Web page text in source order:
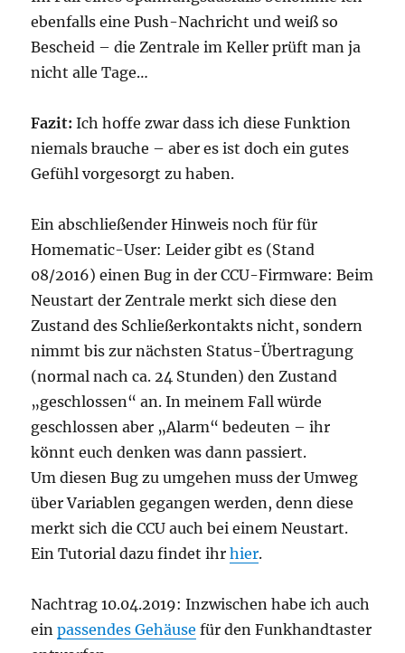
ebenfalls eine Push-Nachricht und weiß so
Bescheid – die Zentrale im Keller prüft man ja
nicht alle Tage…
Fazit: Ich hoffe zwar dass ich diese Funktion
niemals brauche – aber es ist doch ein gutes
Gefühl vorgesorgt zu haben.
Ein abschließender Hinweis noch für für
Homematic-User: Leider gibt es (Stand
08/2016) einen Bug in der CCU-Firmware: Beim
Neustart der Zentrale merkt sich diese den
Zustand des Schließerkontakts nicht, sondern
nimmt bis zur nächsten Status-Übertragung
(normal nach ca. 24 Stunden) den Zustand
„geschlossen“ an. In meinem Fall würde
geschlossen aber „Alarm“ bedeuten – ihr
könnt euch denken was dann passiert.
Um diesen Bug zu umgehen muss der Umweg
über Variablen gegangen werden, denn diese
merkt sich die CCU auch bei einem Neustart.
Ein Tutorial dazu findet ihrhier.
Nachtrag 10.04.2019: Inzwischen habe ich auch
einpassendes Gehäuse für den Funkhandtaster